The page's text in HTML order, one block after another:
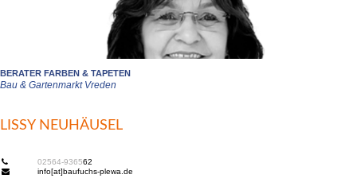
BERATER FARBEN & TAPETEN
Bau & Gartenmarkt Vreden
LISSY NEUHÄUSEL
02564-936562
info[at]baufuchs-plewa.de